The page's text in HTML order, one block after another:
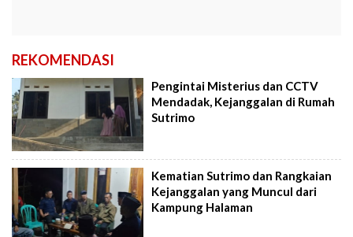
REKOMENDASI
Pengintai Misterius dan CCTV
Mendadak, Kejanggalan di Rumah
Sutrimo
Kematian Sutrimo dan Rangkaian
Kejanggalan yang Muncul dari
Kampung Halaman